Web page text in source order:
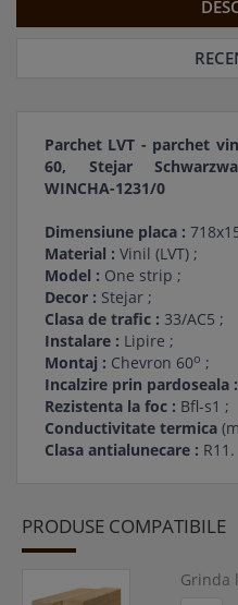
Parchet LVT - parchet
60, Stejar
WINCHA-1231/0
Dimensiune placa :
Material : Vinil (LVT) ;
Model : One strip ;
Decor : Stejar ;
Clasa de trafic : 33/AC5 ;
Instalare : Lipire ;
Montaj : Chevron 60o ;
Incalzire prin pardoseala :
Rezistenta la foc : Bfl-s1 ;
Conductivitate termica
Clasa antialunecare : R11.
PRODUSE COMPATIBILE
Grinda